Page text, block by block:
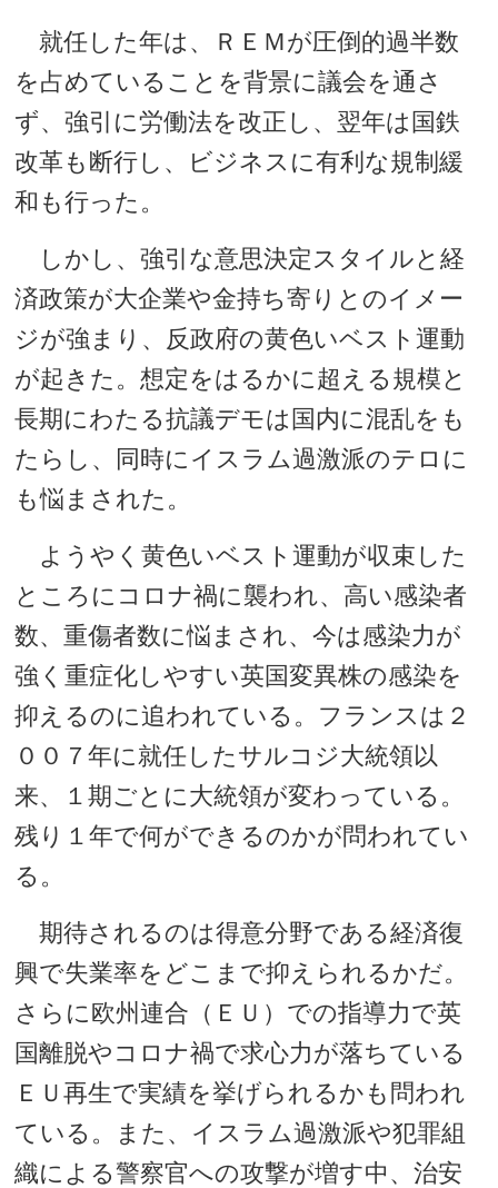
就任した年は、ＲＥＭが圧倒的過半数
を占めていることを背景に議会を通さ
ず、強引に労働法を改正し、翌年は国鉄
改革も断行し、ビジネスに有利な規制緩
和も行った。
しかし、強引な意思決定スタイルと経
済政策が大企業や金持ち寄りとのイメー
ジが強まり、反政府の黄色いベスト運動
が起きた。想定をはるかに超える規模と
長期にわたる抗議デモは国内に混乱をも
たらし、同時にイスラム過激派のテロに
も悩まされた。
ようやく黄色いベスト運動が収束した
ところにコロナ禍に襲われ、高い感染者
数、重傷者数に悩まされ、今は感染力が
強く重症化しやすい英国変異株の感染を
抑えるのに追われている。フランスは２
００７年に就任したサルコジ大統領以
来、１期ごとに大統領が変わっている。
残り１年で何ができるのかが問われてい
る。
期待されるのは得意分野である経済復
興で失業率をどこまで抑えられるかだ。
さらに欧州連合（ＥＵ）での指導力で英
国離脱やコロナ禍で求心力が落ちている
ＥＵ再生で実績を挙げられるかも問われ
ている。また、イスラム過激派や犯罪組
織による警察官への攻撃が増す中、治安